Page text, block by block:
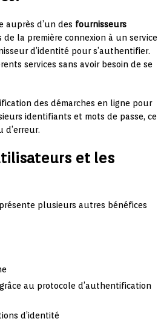
auprès d’un des fournisseurs
de la première connexion à un service
d’identité pour s’authentifier.
services sans avoir besoin de se
des démarches en ligne pour
identifiants et mots de passe, ce
et les
plusieurs autres bénéfices
au protocole d’authentification
d’identité